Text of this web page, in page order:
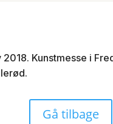
2018. Kunstmesse i
Gå tilbage